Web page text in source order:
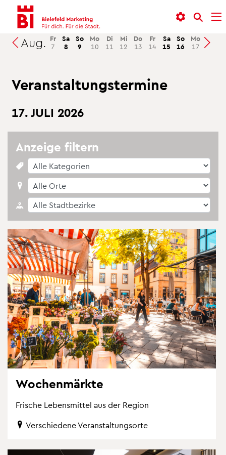
In­
halt
an­
sprin­
Menü
an­
sprin­
gen
Suche
an­
sprin­
gen
Suchen
Aug. Fr
7
Sa
8
So
9
Mo
10
Di
11
Mi
12
Do
13
Fr
14
Sa
15
So
16
Mo
17
Di
18
Ver­an­stal­tungs­ter­mi­ne
17. JULI 2026
An­zei­ge fil­tern
Wo­chen­märk­te
Fri­sche Le­bens­mit­tel aus der Re­gi­on
Ver­schie­de­ne Ver­an­stal­tungs­or­te